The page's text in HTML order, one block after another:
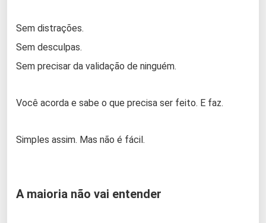
Sem distrações.
Sem desculpas.
Sem precisar da validação de ninguém.
Você acorda e sabe o que precisa ser feito. E faz.
Simples assim. Mas não é fácil.
A maioria não vai entender